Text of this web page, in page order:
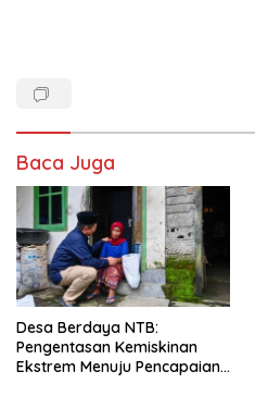
Baca Juga
Desa Berdaya NTB:
Pengentasan Kemiskinan
Ekstrem Menuju Pencapaian